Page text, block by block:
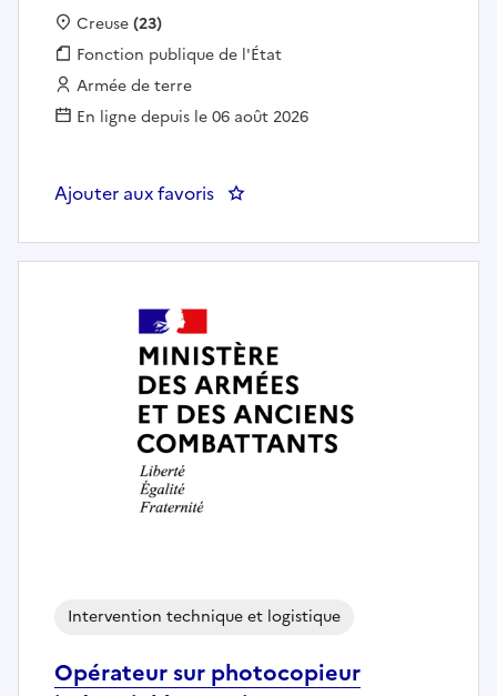
Localisation :
Creuse(23)
Fonction publique :
Fonction publique de l'État
Employeur :
Armée de terre
En ligne depuis le 06 août 2026
Ajouter aux favoris : MECANICIEN MONTEUR
Opérateur sur photocopieur
Intervention technique et logistique